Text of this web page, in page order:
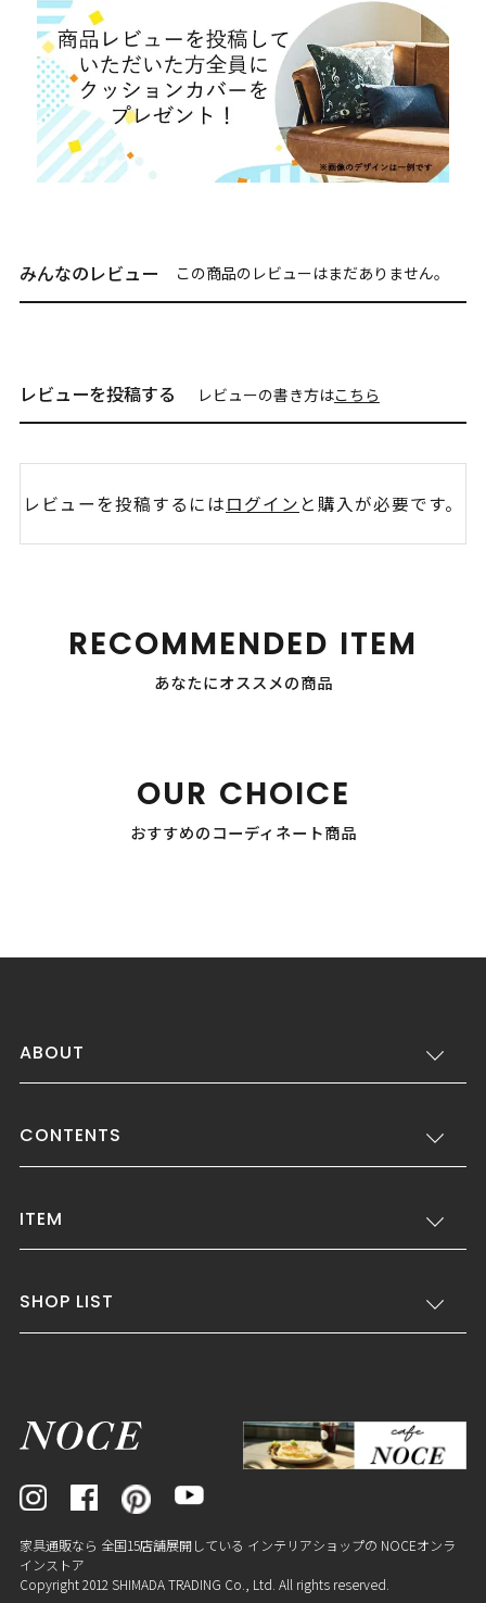
みんなのレビュー この商品のレビューはまだありません。
レビューを投稿する レビューの書き方はこちら
レビューを投稿するにはログイン と購入が必要です。
RECOMMENDED ITEM
あなたにオススメの商品
OUR CHOICE
おすすめのコーディネート商品
ABOUT
CONTENTS
ITEM
SHOP LIST
家具通販なら 全国15店舗展開している インテリアショップの NOCEオンラ
インストア
Copyright 2012 SHIMADA TRADING Co., Ltd. All rights reserved.